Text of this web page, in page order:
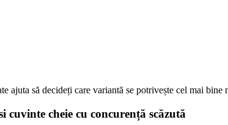
ajuta să decideți care variantă se potrivește cel mai
cheie cu concurență scăzută